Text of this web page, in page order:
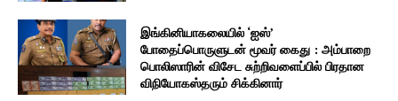
இங்கினியாகலையில் ‘ஐஸ்’
போதைப்பொருளுடன் மூவர் கைது : அம்பாறை
பொலிஸாரின் விசேட சுற்றிவளைப்பில் பிரதான
விநியோகஸ்தரும் சிக்கினார்